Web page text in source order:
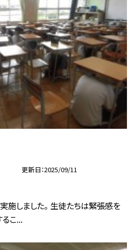
更新日 2025/09/11
施しました。 生徒たちは緊張感を
こ...